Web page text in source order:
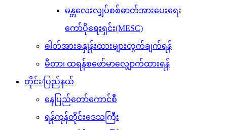
မန္တလေးလျှပ်စစ်ဓာတ်အားပေးရေး
ကော်ပိုရေးရှင်း(MESC)
ဓါတ်အားခနှုန်းထားများတွက်ချက်ရန်
မီတာ၊ ထရန်စဖော်မာလျှောက်ထားရန်
တိုင်း/ပြည်နယ်
နေပြည်တော်ကောင်စီ
ရန်ကုန်တိုင်းဒေသကြီး